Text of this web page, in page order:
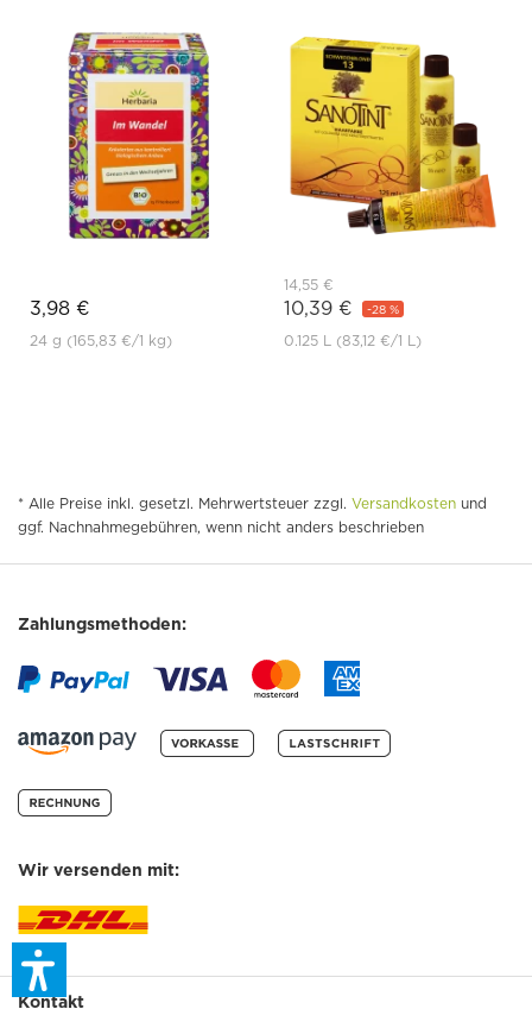
3,98 €
24 g (165,83 €/1 kg)
14,55 €
10,39 € -28 %
0.125 L (83,12 €/1 L)
* Alle Preise inkl. gesetzl. Mehrwertsteuer zzgl. Versandkosten und
ggf. Nachnahmegebühren, wenn nicht anders beschrieben
Zahlungsmethoden:
Wir versenden mit:
Kontakt